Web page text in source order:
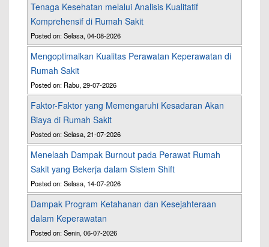
Tenaga Kesehatan melalui Analisis Kualitatif
Komprehensif di Rumah Sakit
Posted on: Selasa, 04-08-2026
Mengoptimalkan Kualitas Perawatan Keperawatan di
Rumah Sakit
Posted on: Rabu, 29-07-2026
Faktor-Faktor yang Memengaruhi Kesadaran Akan
Biaya di Rumah Sakit
Posted on: Selasa, 21-07-2026
Menelaah Dampak Burnout pada Perawat Rumah
Sakit yang Bekerja dalam Sistem Shift
Posted on: Selasa, 14-07-2026
Dampak Program Ketahanan dan Kesejahteraan
dalam Keperawatan
Posted on: Senin, 06-07-2026